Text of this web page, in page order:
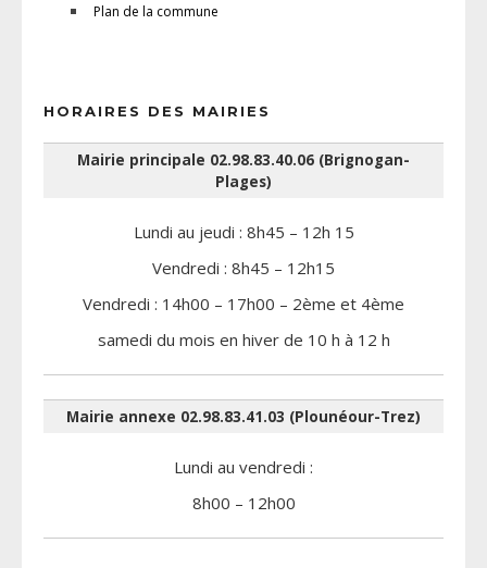
Plan de la commune
HORAIRES DES MAIRIES
Mairie principale 02.98.83.40.06 (Brignogan-
Plages)
Lundi au jeudi : 8h45 – 12h 15
Vendredi : 8h45 – 12h15
Vendredi : 14h00 – 17h00 – 2ème et 4ème
samedi du mois en hiver de 10 h à 12 h
Mairie annexe 02.98.83.41.03 (Plounéour-Trez)
Lundi au vendredi :
8h00 – 12h00